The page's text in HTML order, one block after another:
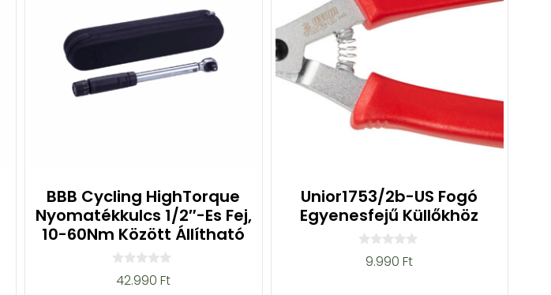
BBB Cycling HighTorque
Nyomatékkulcs 1/2″-Es Fej,
10-60Nm Között Állítható
a42.990Ft
Unior1753/2b-US Fogó
Egyenesfejű Küllőkhöz
9.990Ft